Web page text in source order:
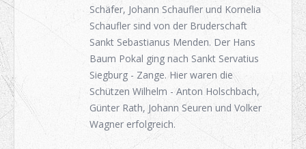
Schäfer, Johann Schaufler und Kornelia
Schaufler sind von der Bruderschaft
Sankt Sebastianus Menden. Der Hans
Baum Pokal ging nach Sankt Servatius
Siegburg - Zange. Hier waren die
Schützen Wilhelm - Anton Holschbach,
Günter Rath, Johann Seuren und Volker
Wagner erfolgreich.